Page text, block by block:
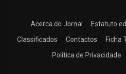
Acerca do Jornal Estatuto
Classificados
Contactos Ficha
Política de Privacidade